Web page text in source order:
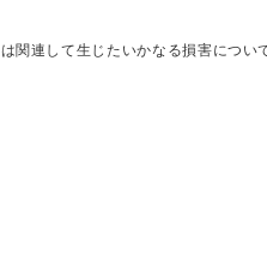
連して生じたいかなる損害につい